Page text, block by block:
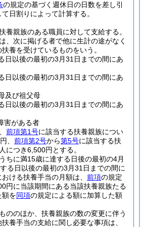
の規定の基づく週休日の日数を差し引
日割りによって計算する。
養親族のある職員に対して支給する。
、次に掲げる者で他に生計の途がなく
養を受けているものをいう。
日以後の最初の3月31日までの間にあ
日以後の最初の3月31日までの間にあ
及び祖父母
日以後の最初の3月31日までの間にあ
害がある者
前項第1号に該当する扶養親族につい
、 前項第2号から第5号に該当する扶
につき6,500円とする。
ちに満15歳に達する日後の最初の4月
る日以後の最初の3月31日までの間に
ける扶養手当の月額は、 前項の規定
円に当該期間にある当該扶養親族たる
額を同項の規定による額に加算した額
ののほか、扶養親族の数の変更に伴う
養手当の支給に関し必要な事項は、